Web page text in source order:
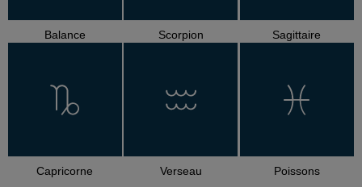
Balance Scorpion Sagittaire
Capricorne Verseau Poissons